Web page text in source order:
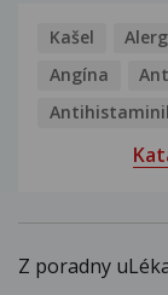
Kašel
Angína
Z poradny